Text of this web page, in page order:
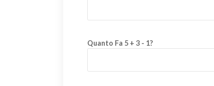
Quanto Fa 5 + 3 - 1?